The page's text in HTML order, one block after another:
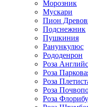
Морозник
Мускари
Пион
Подснежник
Пушкиния
Ранункулюс
Рододенрон
Роза
Роза
Роза
Роза
Роза